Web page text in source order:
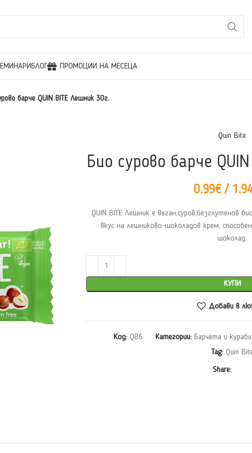
БЛОГ ПРОМОЦИИ НА МЕСЕЦА
барче QUIN BITE Лешник 30г.
Quin Bite
Био сурово барче
0.99€/
QUIN BITE Лешник е веган,суров,безглутенов
вкус на лешниково-шоколадов крем,
шоколад.
КУПИ
Добави в
Код: QB6 Категории: Барчета и
Tag: Quin
Share: